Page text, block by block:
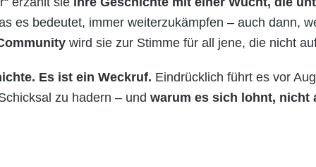
es bedeutet, immer weiterzukämpfen – auch dann,
wird sie zur Stimme für all jene, die nicht
Es ist ein Weckruf. Eindrücklich führt es vor
zu hadern – und warum es sich lohnt, nicht